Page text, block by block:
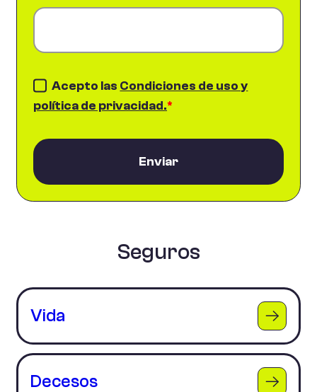
Acepto las Condiciones de uso y
política de privacidad.*
Enviar
Seguros
Vida
Decesos